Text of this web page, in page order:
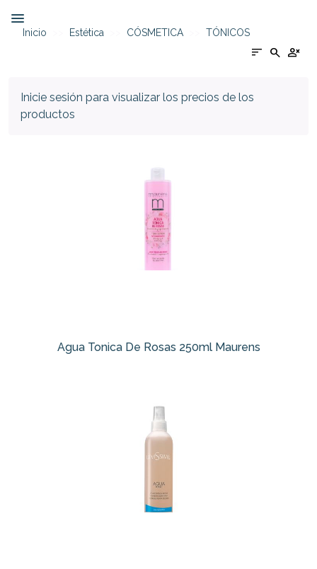
Inicio Estética CÓSMETICA TÓNICOS
sort search person_cancel
Inicie sesión para visualizar los precios de los
productos
Agua Tonica De Rosas 250ml Maurens